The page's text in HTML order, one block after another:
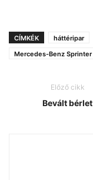
CÍMKÉK háttéripar
Mercedes-Benz Sprinter
Előző cikk
Bevált bérlet